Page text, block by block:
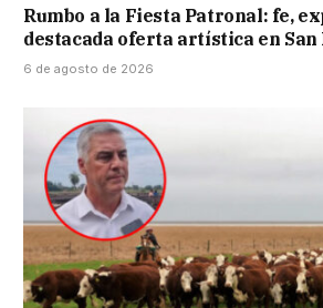
Rumbo a la Fiesta Patronal: fe,
destacada oferta artística en San
6 de agosto de 2026